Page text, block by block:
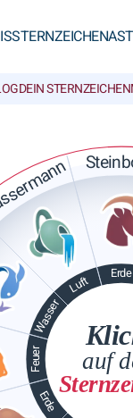
STERNZEICHEN
DEIN STERNZEICHEN
Feuer
Erde
Erde
Luft
Wasser
auf